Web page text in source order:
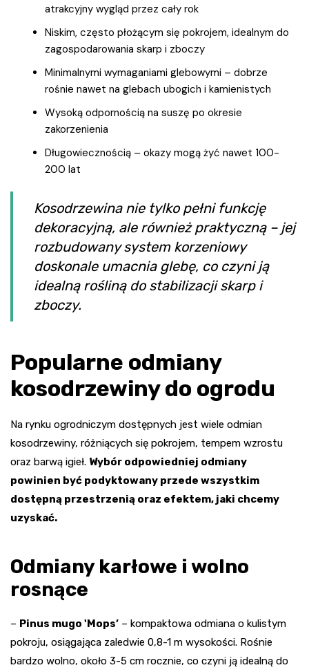
atrakcyjny wygląd przez cały rok
Niskim, często płożącym się pokrojem, idealnym do
zagospodarowania skarp i zboczy
Minimalnymi wymaganiami glebowymi – dobrze
rośnie nawet na glebach ubogich i kamienistych
Wysoką odpornością na suszę po okresie
zakorzenienia
Długowiecznością – okazy mogą żyć nawet 100-
200 lat
Kosodrzewina nie tylko pełni funkcję
dekoracyjną, ale również praktyczną – jej
rozbudowany system korzeniowy
doskonale umacnia glebę, co czyni ją
idealną rośliną do stabilizacji skarp i
zboczy.
Popularne odmiany
kosodrzewiny do ogrodu
Na rynku ogrodniczym dostępnych jest wiele odmian
kosodrzewiny, różniących się pokrojem, tempem wzrostu
oraz barwą igieł. Wybór odpowiedniej odmiany
powinien być podyktowany przede wszystkim
dostępną przestrzenią oraz efektem, jaki chcemy
uzyskać.
Odmiany karłowe i wolno
rosnące
– Pinus mugo 'Mops’ – kompaktowa odmiana o kulistym
pokroju, osiągająca zaledwie 0,8-1 m wysokości. Rośnie
bardzo wolno, około 3-5 cm rocznie, co czyni ją idealną do